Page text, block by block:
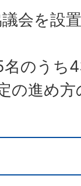
会を設
のうち
の進め